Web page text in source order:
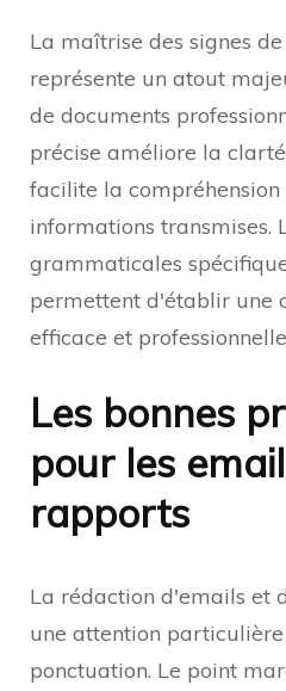
La maîtrise des signes
représente un atout
de documents
précise améliore la
facilite la
informations transmises.
grammaticales
permettent d'établir une
efficace et
Les bonnes
pour les
rapports
La rédaction d'emails et
une attention
ponctuation. Le point